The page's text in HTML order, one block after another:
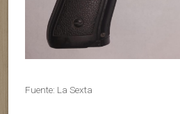
Fuente: La Sexta